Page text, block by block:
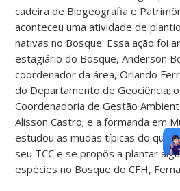
cadeira de Biogeografia e
aconteceu uma atividade de
nativas no Bosque. Essa ação foi
estagiário do Bosque, Anderson
coordenador da área, Orlando
do Departamento de Geociência;
Coordenadoria de Gestão
Alisson Castro; e a formanda em
estudou as mudas típicas do
seu TCC e se propôs a plantar
espécies no Bosque do CFH,